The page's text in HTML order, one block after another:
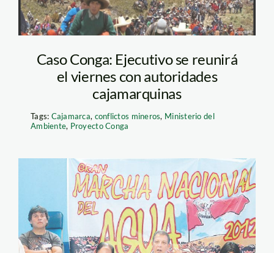
Caso Conga: Ejecutivo se reunirá
el viernes con autoridades
cajamarquinas
Tags: Cajamarca, conflictos mineros, Ministerio del
Ambiente, Proyecto Conga